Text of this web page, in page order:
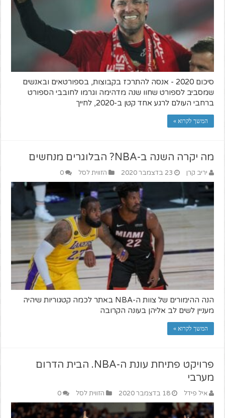
סיכום 2020 - אנסה להתרכז בקבוצות, בספורטאים ובאנשים
שמסביב לספורט שחוו שנה מדהימה וגרמו לחובבי הספורט
ברחבי העולם לרגע אחד קטן ב-2020, לחייך
המשך לקרוא »
מה יקרה השנה ב-NBA? הבלוגרים מנחשים
יריב קרן 23 בדצמבר 2020 הזווית לסל 0
הנה ההימורים של צוות ה-NBA באתר לכמה קטגוריות שיהיה
מעניין לשים לב אליהן בעונה הקרובה
המשך לקרוא »
פרויקט פתיחת עונת ה-NBA. הבית הדרום
מערבי
איל פידל 18 בדצמבר 2020 הזווית לסל 0